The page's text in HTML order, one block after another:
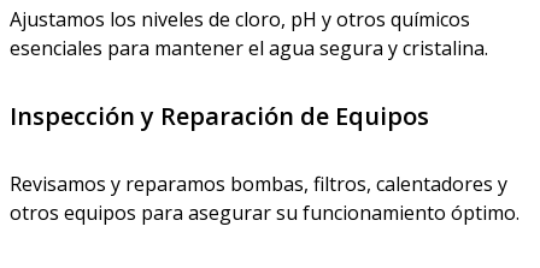
Ajustamos los niveles de cloro, pH y otros químicos
esenciales para mantener el agua segura y cristalina.
Inspección y Reparación de Equipos
Revisamos y reparamos bombas, filtros, calentadores y
otros equipos para asegurar su funcionamiento óptimo.